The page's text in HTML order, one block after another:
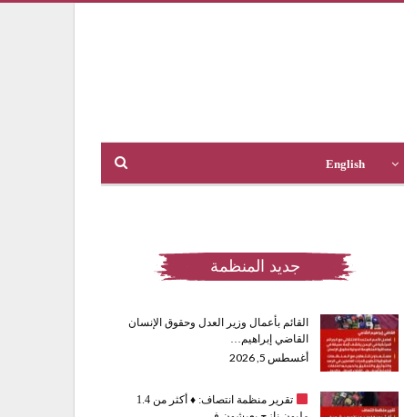
English
جديد المنظمة
القائم بأعمال وزير العدل وحقوق الإنسان
القاضي إبراهيم…
أغسطس 5, 2026
تقرير منظمة انتصاف: ♦️
أكثر من 1.4